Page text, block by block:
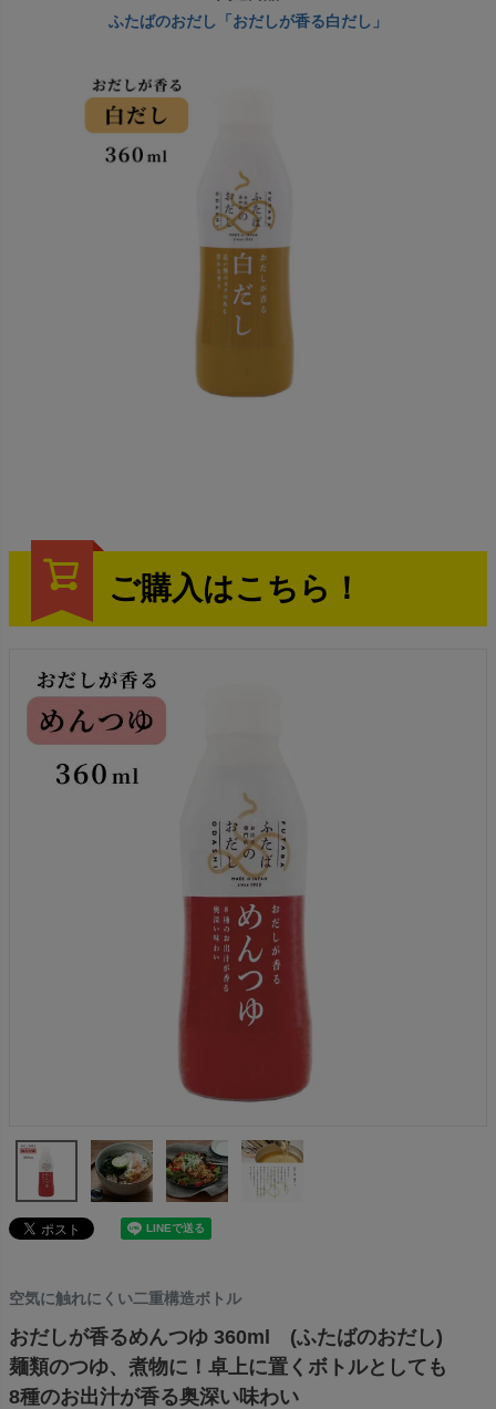
ふたばのおだし「おだしが香る白だし」
ご購入はこちら！
空気に触れにくい二重構造ボトル
おだしが香るめんつゆ 360ml (ふたばのおだし)
麺類のつゆ、煮物に！卓上に置くボトルとしても
8種のお出汁が香る奥深い味わい